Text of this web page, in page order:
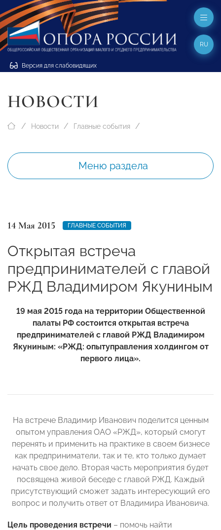
Версия для слабовидящих
RU
НОВОСТИ
Новости Главные события
Меню раздела
14 Мая 2015 ГЛАВНЫЕ СОБЫТИЯ
Открытая встреча
предпринимателей с главой
РЖД Владимиром Якуниным
19 мая 2015 года на территории Общественной
палаты РФ состоится открытая встреча
предпринимателей с главой РЖД Владимиром
Якуниным: «РЖД: опытуправления холдингом от
первого лица».
На встрече Владимир Иванович поделится ценным
опытом управления ОАО «РЖД», который смогут
перенять и применить на практике в своем бизнесе
как предприниматели, так и те, кто только думает
начать свое дело. Вторая часть мероприятия будет
посвящена живой беседе с главой РЖД. Каждый
присутствующий сможет задать интересующий его
вопрос и получить ответ от Владимира Ивановича.
Цель проведения встречи – помочь найти